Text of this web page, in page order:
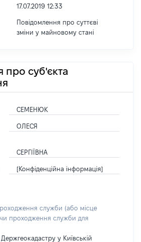
17.07.2019 12:33
Повідомлення про суттєві
зміни y майновому стані
про суб'єкта
СЕМЕНЮК
ОЛЕСЯ
СЕРГІЇВНА
[Конфіденційна інформація]
служби (або місце
проходження служби для
у Київській